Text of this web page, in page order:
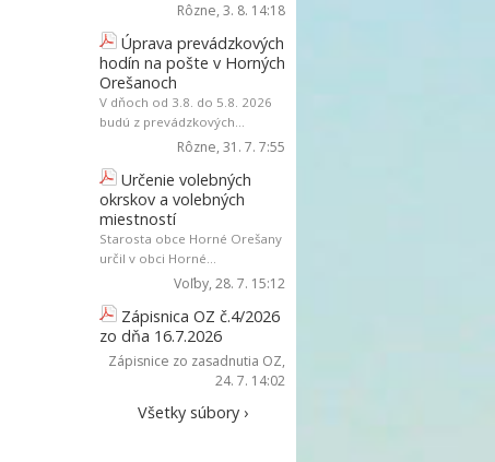
Rôzne, 3. 8. 14:18
Úprava prevádzkových
hodín na pošte v Horných
Orešanoch
V dňoch od 3.8. do 5.8. 2026
budú z prevádzkových...
Rôzne, 31. 7. 7:55
Určenie volebných
okrskov a volebných
miestností
Starosta obce Horné Orešany
určil v obci Horné...
Voľby, 28. 7. 15:12
Zápisnica OZ č.4/2026
zo dňa 16.7.2026
Zápisnice zo zasadnutia OZ,
24. 7. 14:02
Všetky súbory ›